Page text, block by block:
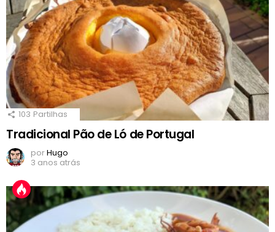
103 Partilhas
Tradicional Pão de Ló de Portugal
porHugo
3 anos atrás